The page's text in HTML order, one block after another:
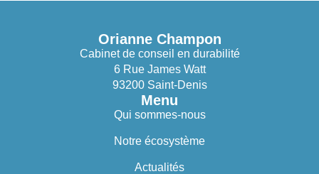
Orianne Champon
Cabinet de conseil en durabilité
6 Rue James Watt
93200 Saint-Denis
Menu
Qui sommes-nous
Notre écosystème
Actualités